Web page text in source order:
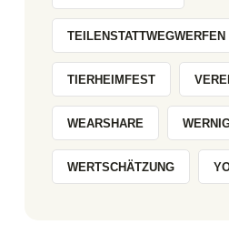
TEILENSTATTWEGWERFEN
TIERHEIMFEST
WEARSHARE
WERTSCHÄTZUNG